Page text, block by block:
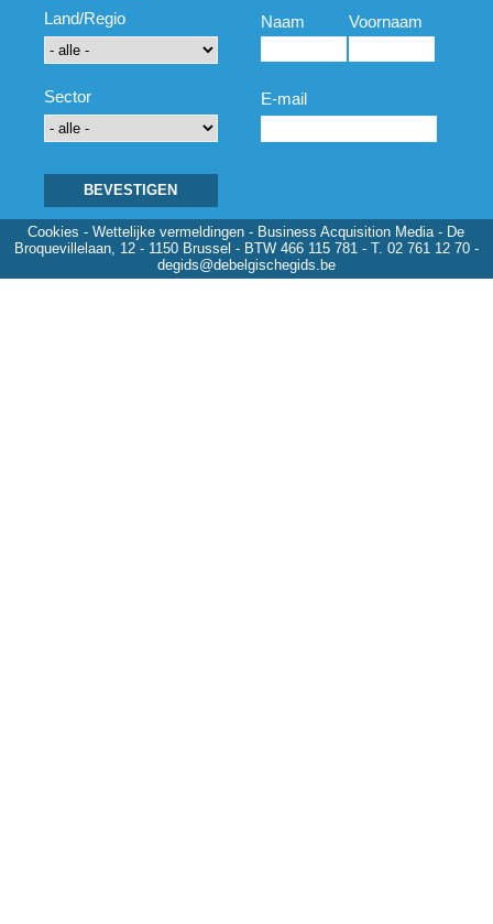
Land/Regio
Sector
Naam Voornaam
E-mail
Cookies -Wettelijke vermeldingen - Business Acquisition Media - De
Broquevillelaan, 12 - 1150 Brussel - BTW 466 115 781 - T. 02 761 12 70 -
degids@debelgischegids.be